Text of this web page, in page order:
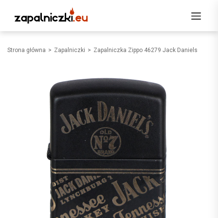
Strona główna Zapalniczki Zapalniczka Zippo 46279 Jack Daniels